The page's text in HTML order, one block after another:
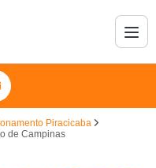
Piracicaba
de Campinas